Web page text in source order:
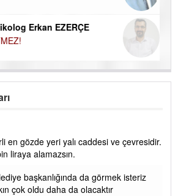
Erkan EZERÇE
en gözde yeri yalı caddesi ve çevresidir.
liraya alamazsın.
başkanlığında da görmek isteriz
çok oldu daha da olacaktır